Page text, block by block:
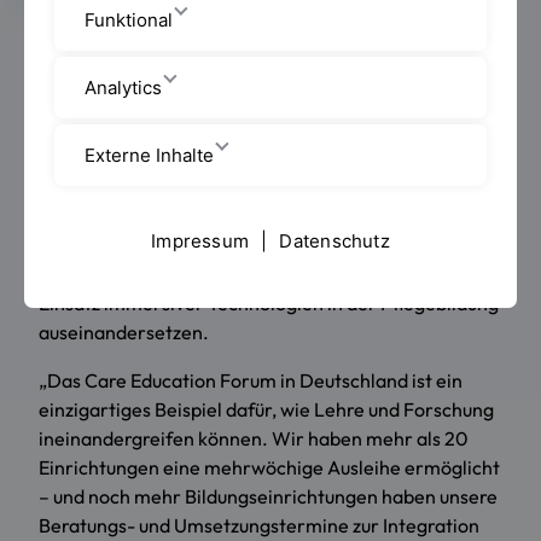
Pflegebildung“ kamen Vertreterinnen und Vertreter
von Bildungseinrichtungen und MedTech-
zusammen, um ihre Erfahrungen und Erkenntnisse aus
Abschlussarbeiten, wie z.B. „Schweineherz vs. VR in
Einsatz immersiver Technologien in der Pflegebildung
auseinandersetzen.
„Das Care Education Forum in Deutschland ist ein
einzigartiges Beispiel dafür, wie Lehre und Forschung
ineinandergreifen können. Wir haben mehr als 20
Einrichtungen eine mehrwöchige Ausleihe ermöglicht
– und noch mehr Bildungseinrichtungen haben unsere
Beratungs- und Umsetzungstermine zur Integration
Funktional
Analytics
Externe Inhalte
Impressum Datenschutz